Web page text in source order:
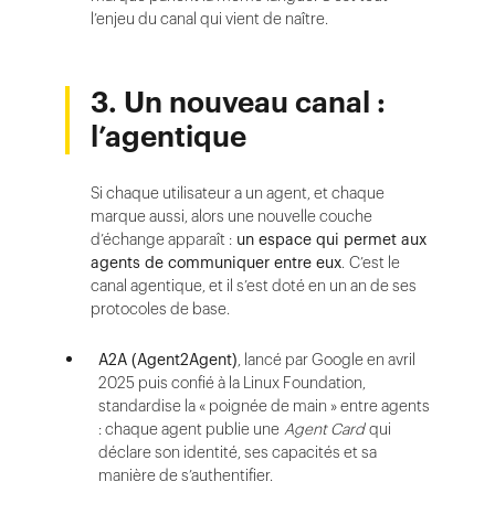
l’enjeu du canal qui vient de naître.
3. Un nouveau canal :
l’agentique
Si chaque utilisateur a un agent, et chaque
marque aussi, alors une nouvelle couche
d’échange apparaît : un espace qui permet aux
agents de communiquer entre eux. C’est le
canal agentique, et il s’est doté en un an de ses
protocoles de base.
A2A (Agent2Agent), lancé par Google en avril
2025 puis confié à la Linux Foundation,
standardise la « poignée de main » entre agents
: chaque agent publie une Agent Cardqui
déclare son identité, ses capacités et sa
manière de s’authentifier.